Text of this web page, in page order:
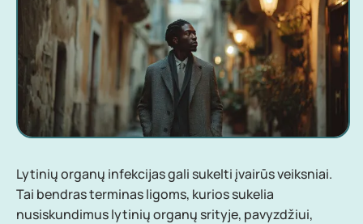
Lytinių organų infekcijas gali sukelti įvairūs veiksniai.
Tai bendras terminas ligoms, kurios sukelia
nusiskundimus lytinių organų srityje, pavyzdžiui,